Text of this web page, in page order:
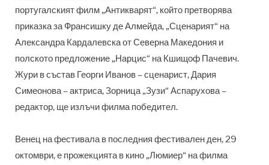
португалският филм „Антикварят“, който претворява
приказка за Франсишку де Алмейда, „Сценарият“ на
Александра Кардалевска от Северна Македония и
полското предложение „Нарцис“ на Кшищоф Пачевич.
Жури в състав Георги Иванов – сценарист, Дария
Симеонова – актриса, Зорница „Зузи“ Аспарухова –
редактор, ще излъчи филма победител.
Венец на фестивала в последния фестивален ден, 29
октомври, е прожекцията в кино „Люмиер“ на филма